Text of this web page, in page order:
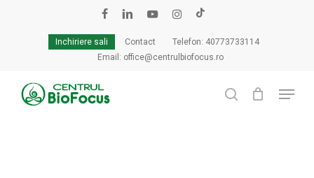
Inchiriere sali
Contact
Telefon: 40773733114
Email: office@centrulbiofocus.ro
search
Menu
Cart